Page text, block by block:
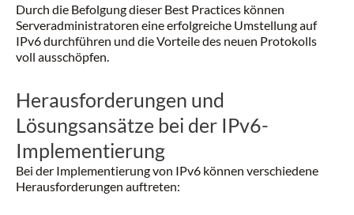
Durch die Befolgung dieser Best Practices können
Serveradministratoren eine erfolgreiche Umstellung auf
IPv6 durchführen und die Vorteile des neuen Protokolls
voll ausschöpfen.
Herausforderungen und
Lösungsansätze bei der IPv6-
Implementierung
Bei der Implementierung von IPv6 können verschiedene
Herausforderungen auftreten: